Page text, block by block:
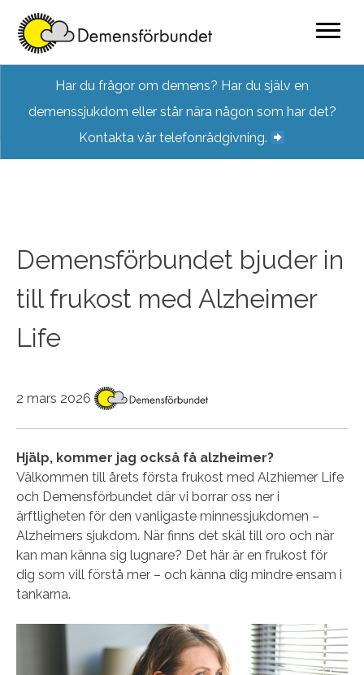
content
Har du frågor om demens? Har du själv en
demenssjukdom eller står nära någon som har det?
Kontakta vår telefonrådgivning.
Demensförbundet bjuder in
till frukost med Alzheimer
Life
2 mars 2026
Hjälp, kommer jag också få alzheimer?
Välkommen till årets första frukost med Alzhiemer Life
och Demensförbundet där vi borrar oss ner i
ärftligheten för den vanligaste minnessjukdomen –
Alzheimers sjukdom. När finns det skäl till oro och när
kan man känna sig lugnare? Det här är en frukost för
dig som vill förstå mer – och känna dig mindre ensam i
tankarna.